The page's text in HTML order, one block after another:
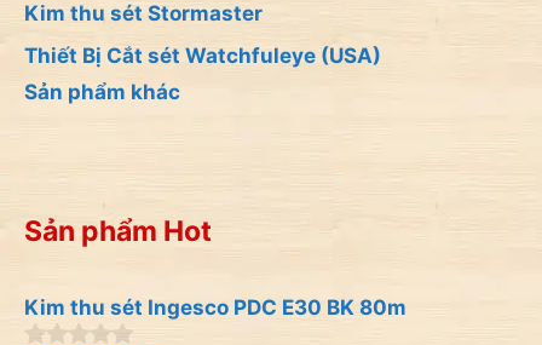
Kim thu sét Stormaster
Thiết Bị Cắt sét Watchfuleye (USA)
Sản phẩm khác
Sản phẩm Hot
Kim thu sét Ingesco PDC E30 BK 80m